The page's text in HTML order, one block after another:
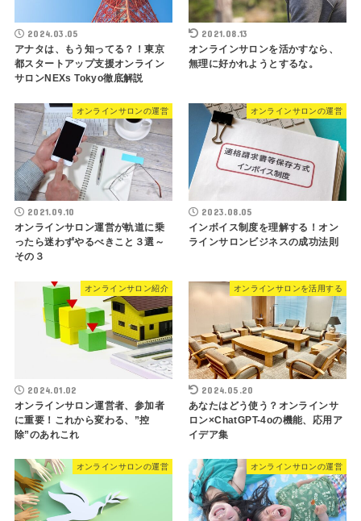
2024.03.05
アナタは、もう知ってる？！東京
都スタートアップ支援オンライン
サロンNEXs Tokyo徹底解説
2021.08.13
オンラインサロンを活かすなら、
無理に好かれようとするな。
オンラインサロンの運営
2021.09.10
オンラインサロン運営が軌道に乗
ったら迷わずやるべきこと３選～
その３
オンラインサロンの運営
2023.08.05
インボイス制度を理解する！オン
ラインサロンビジネスの成功法則
オンラインサロン紹介
2024.01.02
オンラインサロン運営者、参加者
に重要！これから変わる、”控
除”のあれこれ
オンラインサロンを活用する
2024.05.20
あなたはどう使う？オンラインサ
ロン×ChatGPT-4oの機能、応用ア
イデア集
オンラインサロンの運営 オンラインサロンの運営